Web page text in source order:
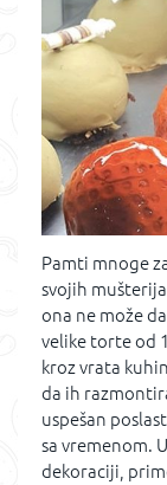
Pamti mnoge
svojih
ona ne može
velike torte od
kroz vrata
da ih
uspešan
sa vremenom.
dekoraciji,